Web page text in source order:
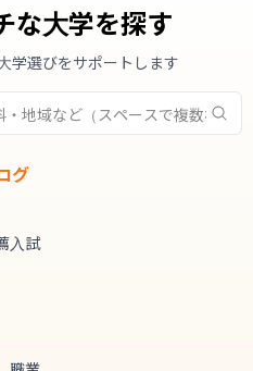
な大学を探す
学選びをサポートします
グ
入試